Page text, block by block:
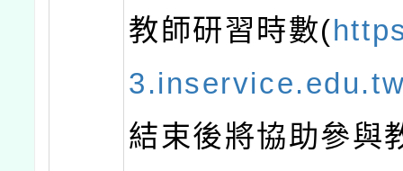
教師研習時數(
結束後將協助參與